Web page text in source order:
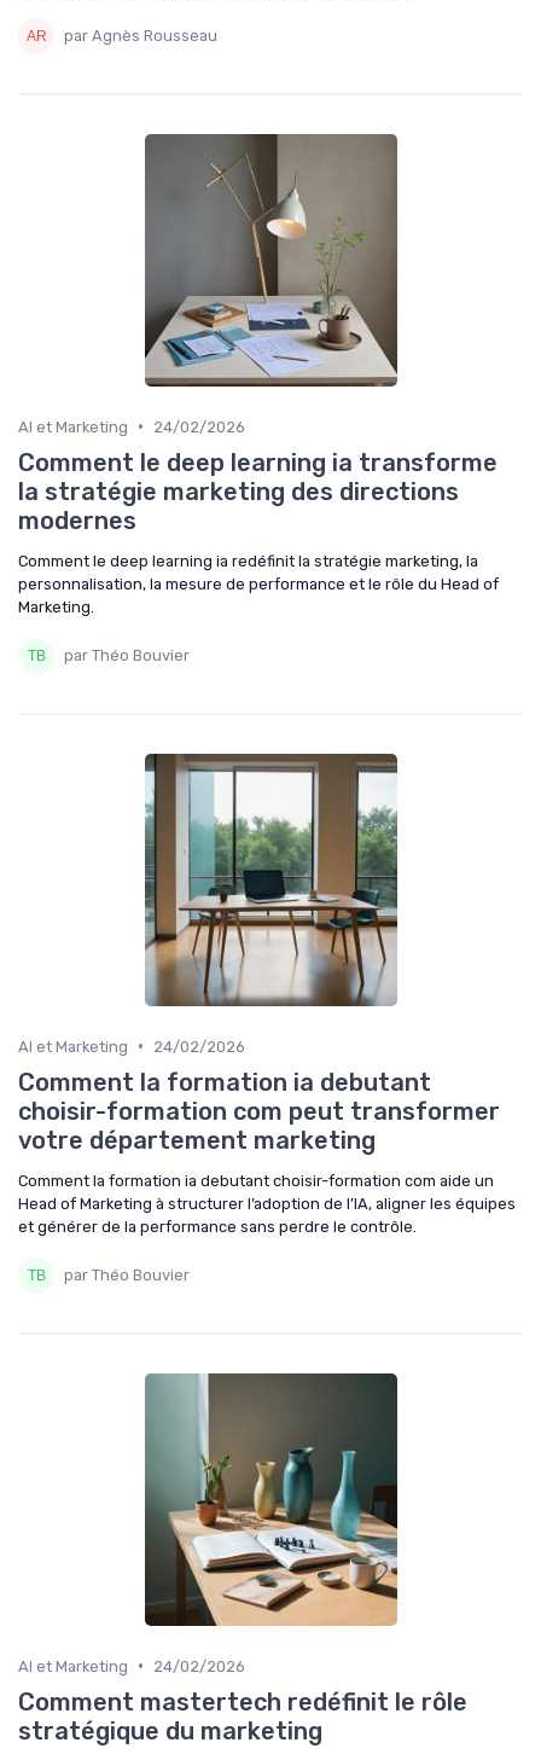
par Agnès Rousseau
AI et Marketing • 24/02/2026
Comment le deep learning ia transforme
la stratégie marketing des directions
modernes
Comment le deep learning ia redéfinit la stratégie marketing, la
personnalisation, la mesure de performance et le rôle du Head of
Marketing.
par Théo Bouvier
AI et Marketing • 24/02/2026
Comment la formation ia debutant
choisir-formation com peut transformer
votre département marketing
Comment la formation ia debutant choisir-formation com aide un
Head of Marketing à structurer l’adoption de l’IA, aligner les équipes
et générer de la performance sans perdre le contrôle.
par Théo Bouvier
AI et Marketing • 24/02/2026
Comment mastertech redéfinit le rôle
stratégique du marketing